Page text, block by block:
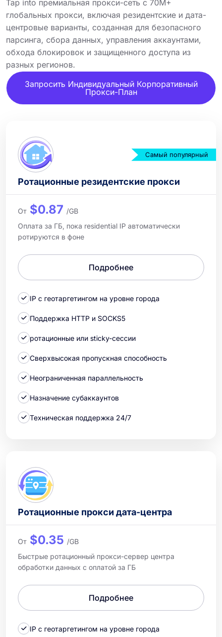
Tap into премиальная прокси-сеть с 70M+
глобальных прокси, включая резидентские и дата-
центровые варианты, созданная для безопасного
парсинга, сбора данных, управления аккаунтами,
обхода блокировок и защищенного доступа из
разных регионов.
Запросить Индивидуальный Корпоративный
Прокси-План
Самый популярный
Ротационные резидентские прокси
От $0.87 /GB
Оплата за ГБ, пока residential IP автоматически
ротируются в фоне
Подробнее
IP с геотаргетингом на уровне города
Поддержка HTTP и SOCKS5
ротационные или sticky-сессии
Сверхвысокая пропускная способность
Неограниченная параллельность
Назначение субаккаунтов
Техническая поддержка 24/7
Ротационные прокси дата-центра
От $0.35 /GB
Быстрые ротационный прокси-сервер центра
обработки данных с оплатой за ГБ
Подробнее
IP с геотаргетингом на уровне города